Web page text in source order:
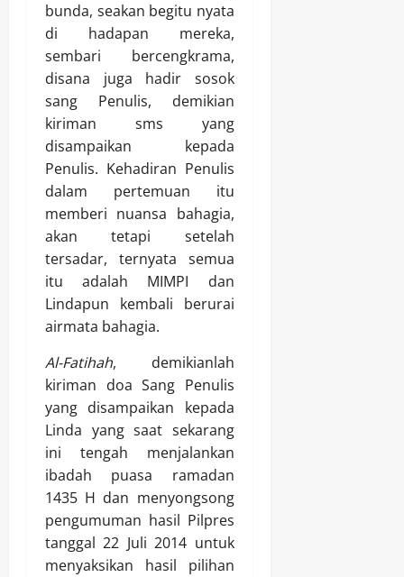
bunda, seakan begitu nyata
di hadapan mereka,
sembari bercengkrama,
disana juga hadir sosok
sang Penulis, demikian
kiriman sms yang
disampaikan kepada
Penulis. Kehadiran Penulis
dalam pertemuan itu
memberi nuansa bahagia,
akan tetapi setelah
tersadar, ternyata semua
itu adalah MIMPI dan
Lindapun kembali berurai
airmata bahagia.
Al-Fatihah, demikianlah
kiriman doa Sang Penulis
yang disampaikan kepada
Linda yang saat sekarang
ini tengah menjalankan
ibadah puasa ramadan
1435 H dan menyongsong
pengumuman hasil Pilpres
tanggal 22 Juli 2014 untuk
menyaksikan hasil pilihan